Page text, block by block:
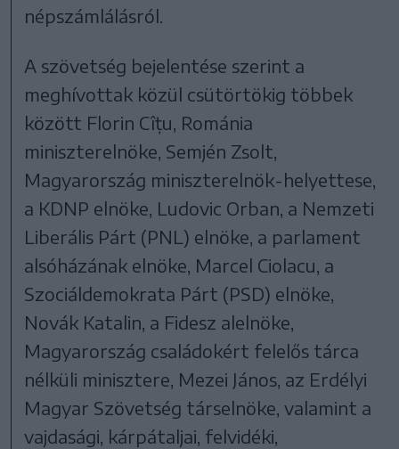
népszámlálásról.
A szövetség bejelentése szerint a
meghívottak közül csütörtökig többek
között Florin Cîțu, Románia
miniszterelnöke, Semjén Zsolt,
Magyarország miniszterelnök-helyettese,
a KDNP elnöke, Ludovic Orban, a Nemzeti
Liberális Párt (PNL) elnöke, a parlament
alsóházának elnöke, Marcel Ciolacu, a
Szociáldemokrata Párt (PSD) elnöke,
Novák Katalin, a Fidesz alelnöke,
Magyarország családokért felelős tárca
nélküli minisztere, Mezei János, az Erdélyi
Magyar Szövetség társelnöke, valamint a
vajdasági, kárpátaljai, felvidéki,